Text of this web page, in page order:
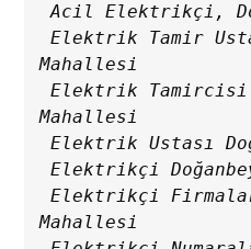
Acil Elektrikçi, Doğanbey Mahallesi
Elektrik Tamir Ustası Doğanbey
Mahallesi
Elektrik Tamircisi Doğanbey
Mahallesi
Elektrik Ustası Doğanbey Mahallesi
Elektrikçi Doğanbey Mahallesi
Elektrikçi Firmaları Doğanbey
Mahallesi